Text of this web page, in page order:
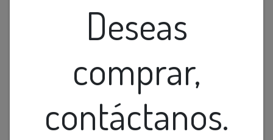
Deseas
comprar,
contáctanos.